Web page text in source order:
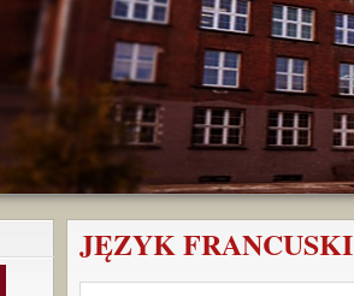
JĘZYK FRANCUSKI